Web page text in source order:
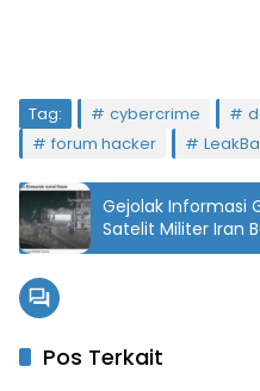
Tag: cybercrime
forum hacker
Gejolak Informasi
Satelit Militer Iran
Labs?
Pos Terkait